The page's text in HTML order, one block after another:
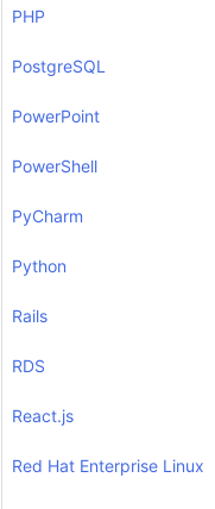
PHP
PostgreSQL
PowerPoint
PowerShell
PyCharm
Python
Rails
RDS
React.js
Red Hat Enterprise Linux